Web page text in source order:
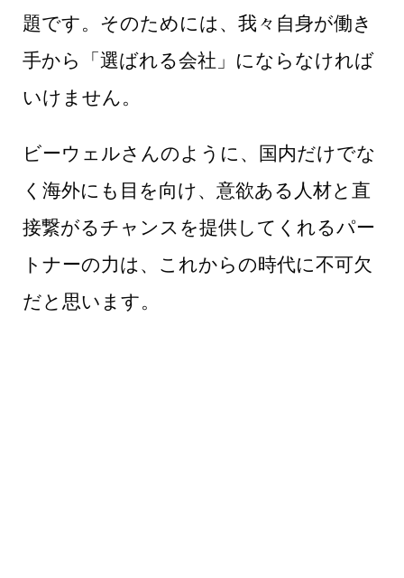
題です。そのためには、我々自身が働き
手から「選ばれる会社」にならなければ
いけません。
ビーウェルさんのように、国内だけでな
く海外にも目を向け、意欲ある人材と直
接繋がるチャンスを提供してくれるパー
トナーの力は、これからの時代に不可欠
だと思います。